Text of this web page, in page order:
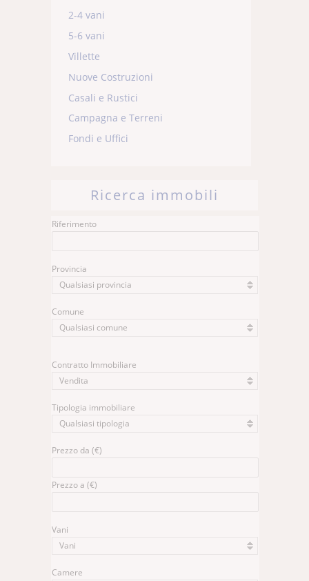
2-4 vani
5-6 vani
Villette
Nuove Costruzioni
Casali e Rustici
Campagna e Terreni
Fondi e Uffici
Ricerca immobili
Riferimento
Provincia
Qualsiasi provincia
Comune
Qualsiasi comune
Contratto Immobiliare
Vendita
Tipologia immobiliare
Qualsiasi tipologia
Prezzo da (€)
Prezzo a (€)
Vani
Vani
Camere